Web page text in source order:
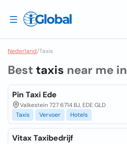
Nederland/Taxis
Best taxis near me in
Pin Taxi Ede
Valkestein 727 6714 BJ, EDE GLD
Taxis
Vervoer Hotels
Vitax Taxibedrijf